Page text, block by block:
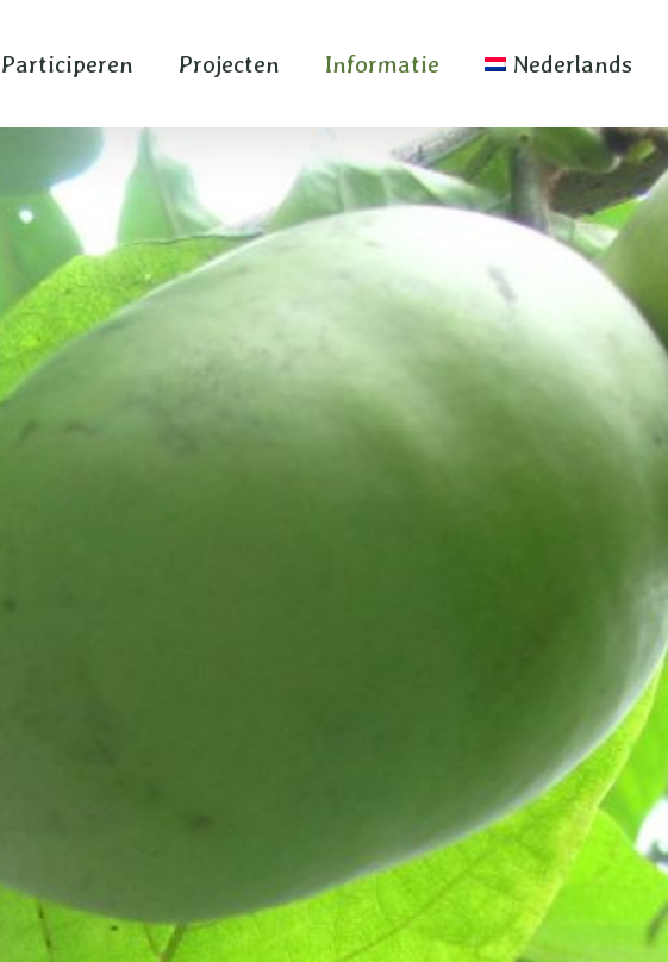
Participeren Projecten Informatie Nederlands